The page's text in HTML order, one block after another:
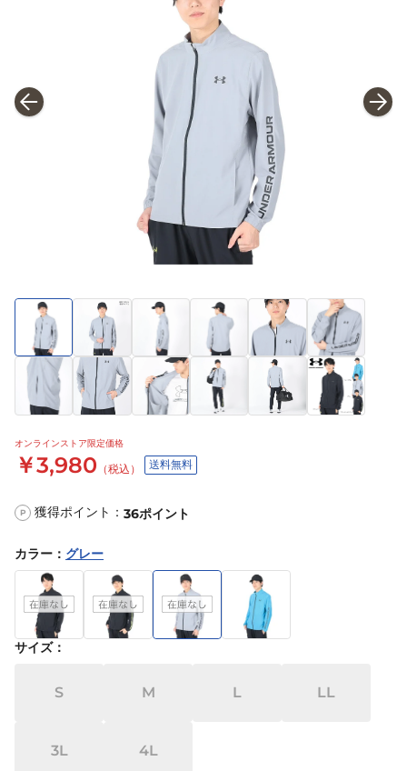
オンラインストア限定価格
￥3,980 （税込） 送料無料
P 獲得ポイント： 36ポイント
カラー ： グレー
サイズ：
S M L LL
3L 4L